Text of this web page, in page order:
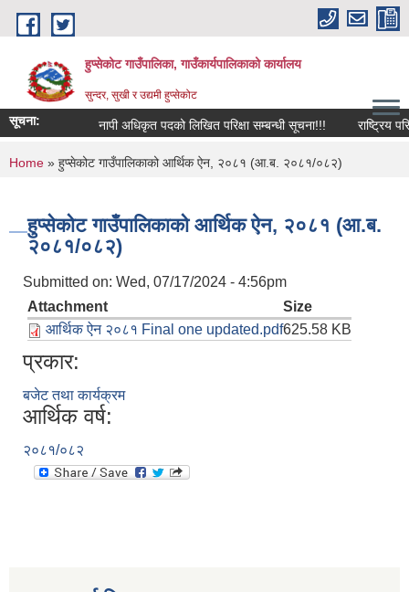
Skip to main content
हुप्सेकोट गाउँपालिका, गाउँकार्यपालिकाको कार्यालय
सुन्दर, सुखी र उद्यमी हुप्सेकोट
सूचना: नापी अधिकृत पदको लिखित परिक्षा सम्बन्धी सूचना!!! राष्‍ट्रिय
You are here
Home » हुप्सेकोट गाउँपालिकाको आर्थिक ऐन, २०८१ (आ.ब. २०८१/०८२)
हुप्सेकोट गाउँपालिकाको आर्थिक ऐन, २०८१ (आ.ब.
२०८१/०८२)
Submitted on: Wed, 07/17/2024 - 4:56pm
Attachment
Size
आर्थिक ऐन २०८१ Final one updated.pdf625.58 KB
प्रकार:
बजेट तथा कार्यक्रम
आर्थिक वर्ष:
२०८१/०८२